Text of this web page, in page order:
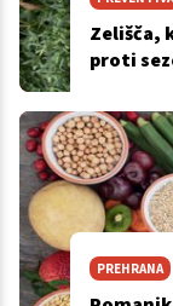
Zelišča,
proti
PREHRANA